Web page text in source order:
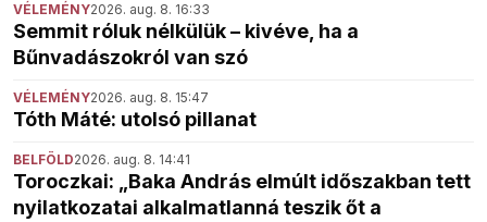
VÉLEMÉNY2026. aug. 8. 16:33
Semmit róluk nélkülük – kivéve, ha a
Bűnvadászokról van szó
VÉLEMÉNY2026. aug. 8. 15:47
Tóth Máté: utolsó pillanat
BELFÖLD2026. aug. 8. 14:41
Toroczkai: „Baka András elmúlt időszakban tett
nyilatkozatai alkalmatlanná teszik őt a